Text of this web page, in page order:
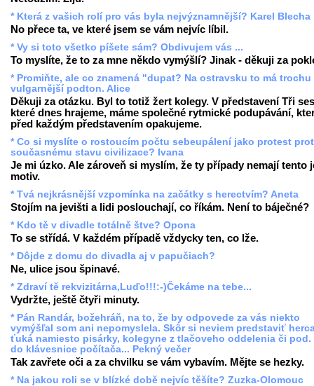
* Která z vašich rolí pro vás byla nejvýznamnější? Karel Blecha
No přece ta, ve které jsem se vám nejvíc líbil.
* Vy si toto všetko píšete sám? Obdivujem vás ...
To myslíte, že to za mne někdo vymýšlí? Jinak - děkuji za
* Promiňte, ale co znamená "dupat? Na ostravsku to má trochu
vulgarnější podton. Alice
Děkuji za otázku. Byl to totiž žert kolegy. V představení Tři
které dnes hrajeme, máme společné rytmické podupávání,
před každým představením opakujeme.
* Co si myslíte o rostoucím počtu sebeupálení jako protest
současnému stavu civilizace? Ivana
Je mi úzko. Ale zároveň si myslím, že ty případy nemají tento
motiv.
* Tvá nejkrásnější vzpomínka na začátky s herectvím? Aneta
Stojím na jevišti a lidi poslouchají, co říkám. Není to báječné?
* Kdo tě v divadle totálně štve? Opona
To se střídá. V každém případě vždycky ten, co lže.
* Dôjde z domu do divadla aj v papučiach?
Ne, ulice jsou špinavé.
* Zdraví tě rekvizitárna,Luďo!!!:-)Čekáme na tebe...
Vydržte, ještě čtyři minuty.
* Pán Randár, božehráň, na to, že by odpovede za vás niekto
vymýšľal som ani nepomyslela. Skôr si neviem predstaviť
ťuká namiesto pisárky, kolegyne z tlačoveho oddelenia či pod.
do klávesnice počítača... Pekný večer
Tak zavřete oči a za chvilku se vám vybavím. Mějte se hezky.
* Na jakou roli se v blízké době nejvíc těšíte? Zuzka-Olomouc